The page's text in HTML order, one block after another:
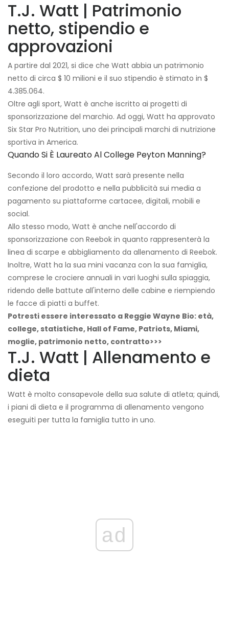
T.J. Watt | Patrimonio
netto, stipendio e
approvazioni
A partire dal 2021, si dice che Watt abbia un patrimonio
netto di circa $ 10 milioni e il suo stipendio è stimato in $
4.385.064.
Oltre agli sport, Watt è anche iscritto ai progetti di
sponsorizzazione del marchio. Ad oggi, Watt ha approvato
Six Star Pro Nutrition, uno dei principali marchi di nutrizione
sportiva in America.
Quando Si È Laureato Al College Peyton Manning?
Secondo il loro accordo, Watt sarà presente nella
confezione del prodotto e nella pubblicità sui media a
pagamento su piattaforme cartacee, digitali, mobili e
social.
Allo stesso modo, Watt è anche nell'accordo di
sponsorizzazione con Reebok in quanto rappresenterà la
linea di scarpe e abbigliamento da allenamento di Reebok.
Inoltre, Watt ha la sua mini vacanza con la sua famiglia,
comprese le crociere annuali in vari luoghi sulla spiaggia,
ridendo delle battute all'interno delle cabine e riempiendo
le facce di piatti a buffet.
Potresti essere interessato a Reggie Wayne Bio: età,
college, statistiche, Hall of Fame, Patriots, Miami,
moglie, patrimonio netto, contratto>>>
T.J. Watt | Allenamento e
dieta
Watt è molto consapevole della sua salute di atleta; quindi,
i piani di dieta e il programma di allenamento vengono
eseguiti per tutta la famiglia tutto in uno.
ad